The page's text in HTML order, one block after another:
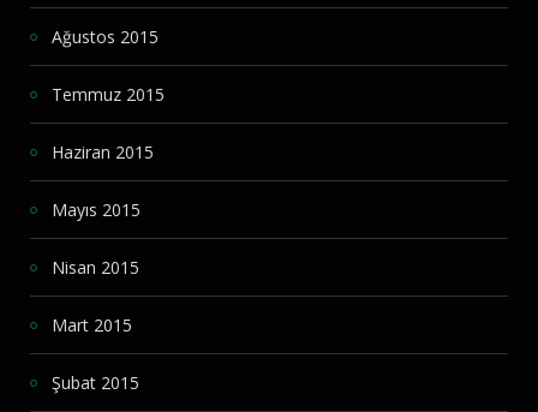
Ağustos 2015
Temmuz 2015
Haziran 2015
Mayıs 2015
Nisan 2015
Mart 2015
Şubat 2015